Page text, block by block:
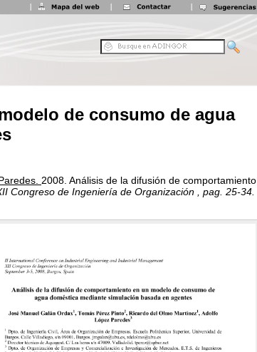
de consumo de agua
2008. Análisis de la difusión de comportamiento
Congreso de Ingeniería de Organización
, pag. 25-34.